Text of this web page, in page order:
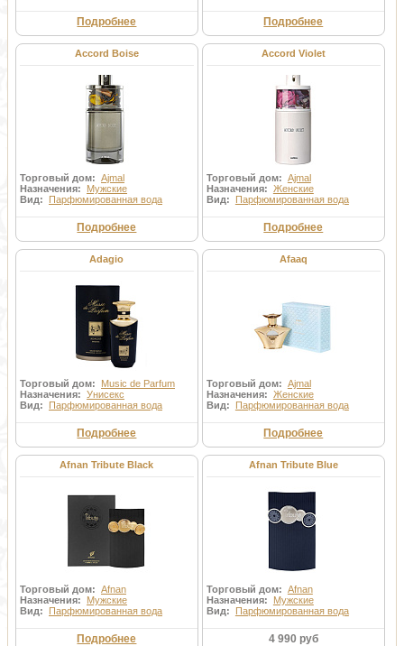
Подробнее Подробнее
Accord Boise
Торговый дом: Ajmal
Назначения: Мужские
Вид: Парфюмированная вода
Подробнее
Accord Violet
Торговый дом: Ajmal
Назначения: Женские
Вид: Парфюмированная вода
Подробнее
Adagio
Торговый дом: Music de Parfum
Назначения: Унисекс
Вид: Парфюмированная вода
Подробнее
Afaaq
Торговый дом: Ajmal
Назначения: Женские
Вид: Парфюмированная вода
Подробнее
Afnan Tribute Black
Торговый дом: Afnan
Назначения: Мужские
Вид: Парфюмированная вода
Подробнее
Afnan Tribute Blue
Торговый дом: Afnan
Назначения: Мужские
Вид: Парфюмированная вода
4 990 руб